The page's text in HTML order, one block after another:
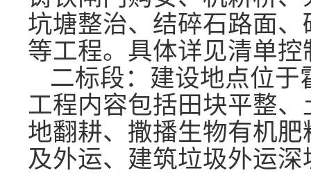
坑塘整治、结碎石路面
等工程。 具体详见清单
二标段：建设地点位于
工程内容包括田块平整
地翻耕、撒播生物有机
及外运、建筑垃圾外运